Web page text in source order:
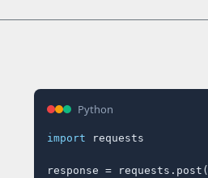
Python
import requests
response = requests.post(